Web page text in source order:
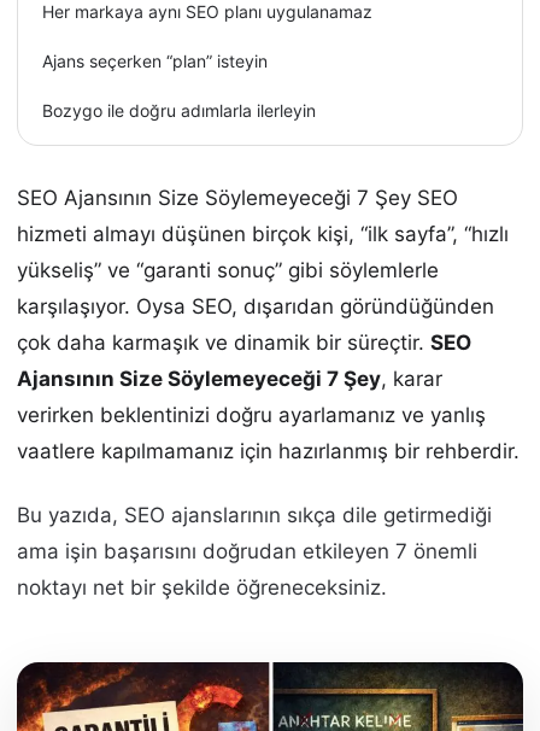
Her markaya aynı SEO planı uygulanamaz
Ajans seçerken “plan” isteyin
Bozygo ile doğru adımlarla ilerleyin
SEO Ajansının Size Söylemeyeceği 7 Şey SEO
hizmeti almayı düşünen birçok kişi, “ilk sayfa”, “hızlı
yükseliş” ve “garanti sonuç” gibi söylemlerle
karşılaşıyor. Oysa SEO, dışarıdan göründüğünden
çok daha karmaşık ve dinamik bir süreçtir. SEO
Ajansının Size Söylemeyeceği 7 Şey, karar
verirken beklentinizi doğru ayarlamanız ve yanlış
vaatlere kapılmamanız için hazırlanmış bir rehberdir.
Bu yazıda, SEO ajanslarının sıkça dile getirmediği
ama işin başarısını doğrudan etkileyen 7 önemli
noktayı net bir şekilde öğreneceksiniz.